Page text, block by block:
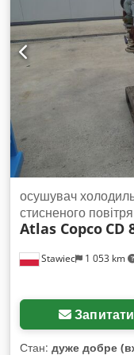
Ціна нетто: 95 500
Машина в
відео.
Stawiec 1 053 km
осушувач
стисненого повітря
Atlas Copco CD
Запитати
Стан: дуже добре